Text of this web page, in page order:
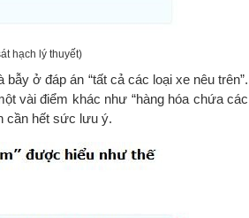
hạch lý thuyết)
ở đáp án “tất cả các loại xe nêu trên”.
vài điểm khác như “hàng hóa chứa các
cần hết sức lưu ý.